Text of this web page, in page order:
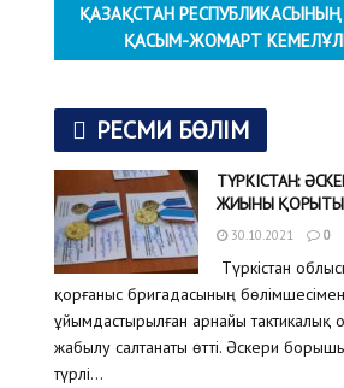
ҚАЗАҚСТАН
ҚАСЫМ-ЖОМАРТ
РЕСМИ БӨЛІМ
ТҮРКІСТАН:
ЖИЫНЫ
30.10.2021 0
Түркістан
қорғаныс бригадасының
ұйымдастырылған арнайы тактикалық
жабылу салтанаты өтті. Әскери
түрлі...